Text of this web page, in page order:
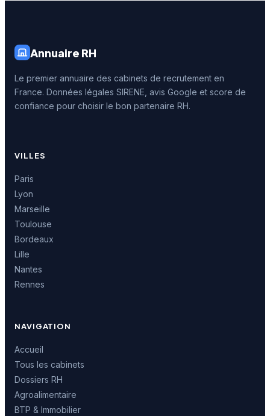
Annuaire RH
Le premier annuaire des cabinets de recrutement en
France. Données légales SIRENE, avis Google et score de
confiance pour choisir le bon partenaire RH.
VILLES
Paris
Lyon
Marseille
Toulouse
Bordeaux
Lille
Nantes
Rennes
NAVIGATION
Accueil
Tous les cabinets
Dossiers RH
Agroalimentaire
BTP & Immobilier